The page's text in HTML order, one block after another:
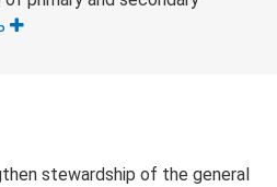
stewardship of the general